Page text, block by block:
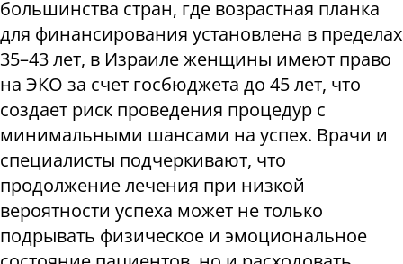
большинства стран, где возрастная планка
для финансирования установлена в пределах
35–43 лет, в Израиле женщины имеют право
на ЭКО за счет госбюджета до 45 лет, что
создает риск проведения процедур с
минимальными шансами на успех. Врачи и
специалисты подчеркивают, что
продолжение лечения при низкой
вероятности успеха может не только
подрывать физическое и эмоциональное